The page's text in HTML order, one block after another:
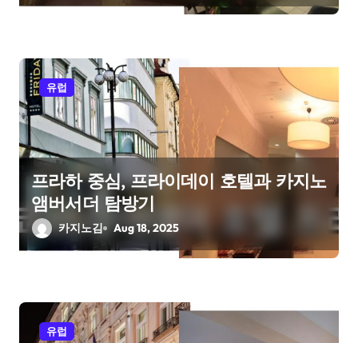
유럽
프라하 중심, 프라이데이 호텔과 카지노
앰버서더 탐방기
카지노김 Aug 18, 2025
유럽